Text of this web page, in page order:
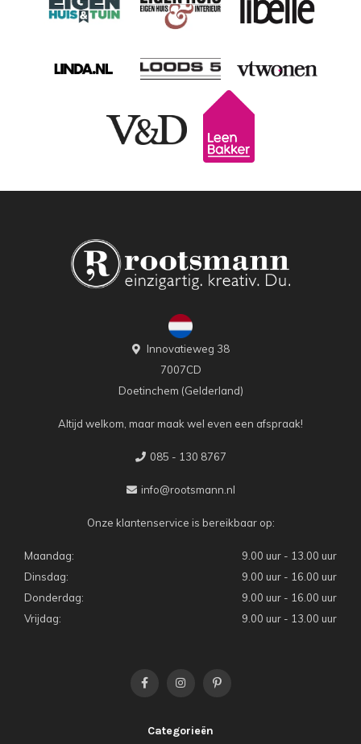
Innovatieweg 38
7007CD
Doetinchem (Gelderland)
Altijd welkom, maar maak wel even een afspraak!
085 - 130 8767
info@rootsmann.nl
Onze klantenservice is bereikbaar op:
Maandag:
9.00 uur - 13.00 uur
Dinsdag:
9.00 uur - 16.00 uur
Donderdag:
9.00 uur - 16.00 uur
Vrijdag:
9.00 uur - 13.00 uur
Categorieën